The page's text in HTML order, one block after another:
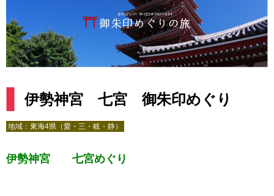
伊勢神宮 七宮 御朱印めぐり
地域： 東海4県（愛・三・岐・静）
伊勢神宮 七宮めぐり